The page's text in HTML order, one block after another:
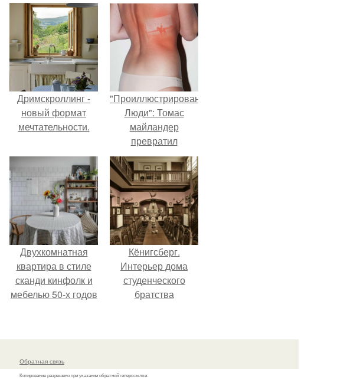
Дримскроллинг -
новый формат
мечтательности.
"Проиллюстрированные
Люди": Томас
майландер
превратил
солнечные ожоги в
арт - объект.
Двухкомнатная
квартира в стиле
сканди кинфолк и
мебелью 50-х годов
Кёнигсберг.
Интерьер дома
студенческого
братства
Обратная связь
Копирование разрешено при указании обратной гиперссылки.